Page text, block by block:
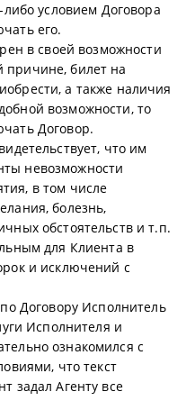
условием Договора
его.
в своей возможности
причине, билет на
а также наличия
возможности, то
Договор.
что им
невозможности
в том числе
болезнь,
обстоятельств и т.п.
для Клиента в
и исключений с
Договору Исполнитель
Исполнителя и
ознакомился с
что текст
задал Агенту все